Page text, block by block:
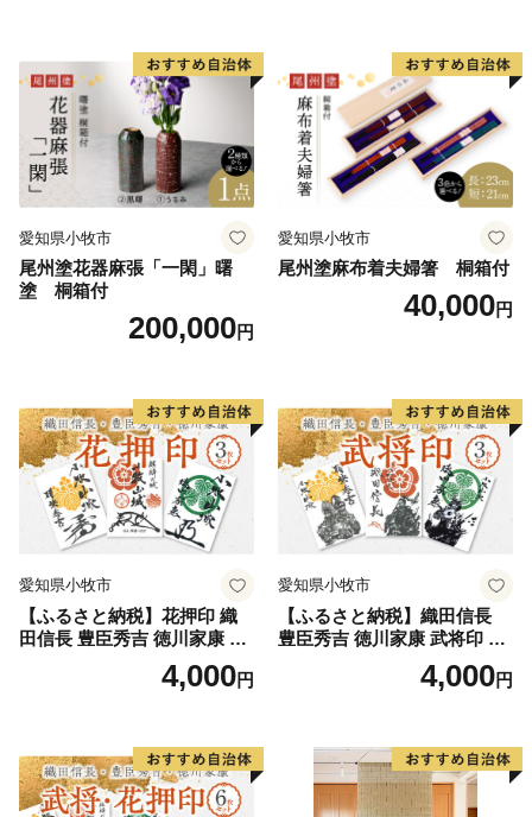
ウイルス効果 お取り寄せ 愛
知県 小牧市 送料無料
抗ウイルス効果 お取り寄せ
愛知県 小牧市 送料無料
愛知県小牧市
尾州塗花器麻張「一閑」曙
塗 桐箱付
200,000円
愛知県小牧市
尾州塗麻布着夫婦箸 桐箱付
40,000円
愛知県小牧市
【ふるさと納税】花押印 織
田信長 豊臣秀吉 徳川家康 3
枚 セット 戦国 武将 小牧山城
墨絵 龍画師 書道アーティス
牧市 お取り寄せ 送料無料
4,000円
愛知県小牧市
【ふるさと納税】織田信長
豊臣秀吉 徳川家康 武将印 3
枚 セット イラスト 戦国 武将
小牧山城 墨絵 龍画師 書道ア
愛知県 小牧市 お取り寄せ 送
4,000円